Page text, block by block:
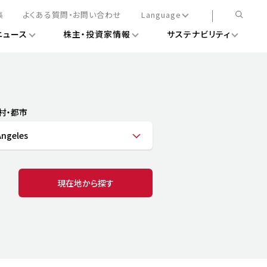
トカバレッジ
について
ネジメント
ィナビリティデータ
よくある質問・お問い合わせ
Language
日本語
ュース 株主・投資家情報 サステナビリティ
・都市
現在地から探す